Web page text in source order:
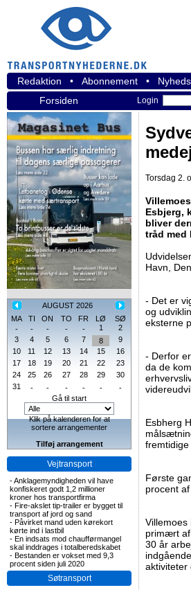
Redaktion • Abonnement •
Forsiden
Login
AUGUST 2026
MA
TI ON TO FR LØ
SØ
-
- - - - 1
2
3
4 5 6 7 8
9
10
11 12 13 14 15
16
17
18 19 20 21 22
23
24
25 26 27 28 29
30
31
- - - - -
-
Gå til start
Klik på kalenderen for at
sortere arrangementer
Tilføj arrangement
Vejtransport
-Anklagemyndigheden vil have
konfiskeret godt 1,2 millioner
kroner hos transportfirma
- Fire-akslet tip-trailer er bygget til
transport af jord og sand
- Påvirket mand uden kørekort
kørte ind i lastbil
- En indsats mod chaufførmangel
skal inddrages i totalberedskabet
- Bestanden er vokset med 9,3
procent siden juli 2020
Søtransport
Torsdag 2.
Esbjerg,
bliver
tråd med
Havn,
- Det er
og
eksterne
- Derfor
da de
Esbherg
fremtidige
Første
procent af
primært af
30 år
aktiviteter